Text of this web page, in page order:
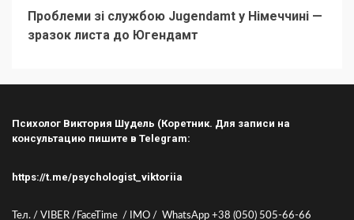
Проблеми зі службою Jugendamt у Німеччині —
зразок листа до Югендамт
Психолог Виктория Шудель (Коретник. Для записи на
консультацию пишите в Telegram:
https://t.me/psychologist_viktoriia
Тел. / VIBER /FaceTime / IMO / WhatsApp +38 (050) 505-66-66